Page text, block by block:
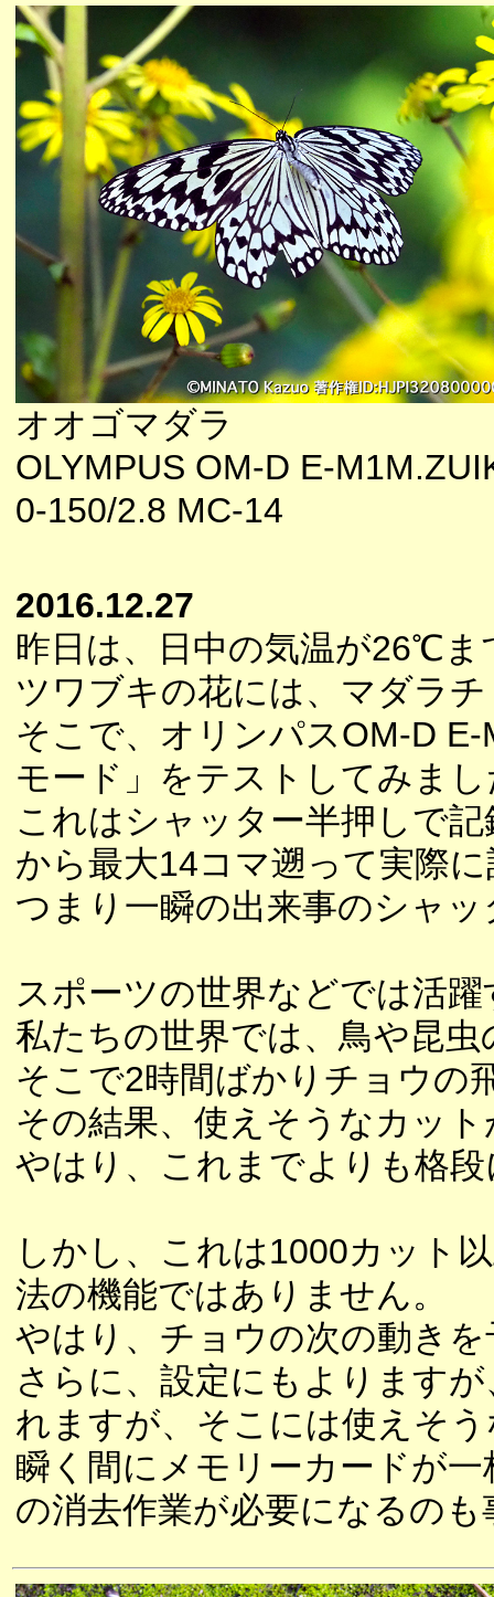
オオゴマダラ
OLYMPUS OM-D E-
0-150/2.8 MC-14
2016.12.27
昨日は、日中の気温が26℃ま
ツワブキの花には、マダラ
そこで、オリンパスOM-D
モード」をテストしてみま
これはシャッター半押しで
から最大14コマ遡って実際
つまり一瞬の出来事のシャ
スポーツの世界などでは活
私たちの世界では、鳥や昆
そこで2時間ばかりチョウの
その結果、使えそうなカッ
やはり、これまでよりも格
しかし、これは1000カット
法の機能ではありません。
やはり、チョウの次の動き
さらに、設定にもよります
れますが、そこには使えそ
瞬く間にメモリーカードが
の消去作業が必要になるのも